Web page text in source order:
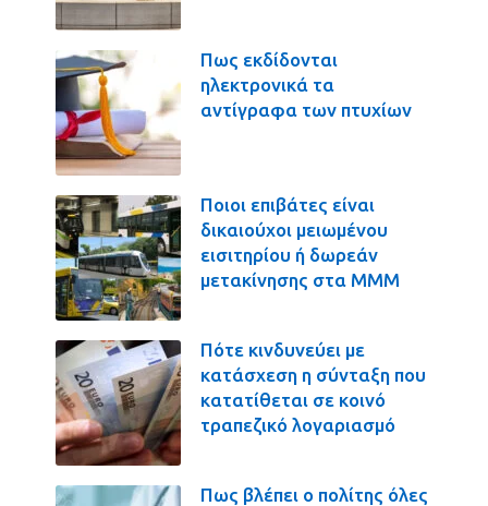
Πως εκδίδονται
ηλεκτρονικά τα
αντίγραφα των πτυχίων
Ποιοι επιβάτες είναι
δικαιούχοι μειωμένου
εισιτηρίου ή δωρεάν
μετακίνησης στα ΜΜΜ
Πότε κινδυνεύει με
κατάσχεση η σύνταξη που
κατατίθεται σε κοινό
τραπεζικό λογαριασμό
Πως βλέπει ο πολίτης όλες